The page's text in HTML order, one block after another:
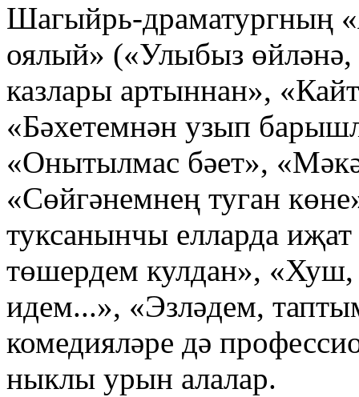
Шагыйрь-драматургның
оялый» («Улыбыз
казлары артыннан»,
«Бәхетемнән узып
«Онытылмас бәет»,
«Сөйгәнемнең туган
туксанынчы елларда
төшердем кулдан»,
идем...», «Эзләдем,
комедияләре дә
ныклы урын алалар.